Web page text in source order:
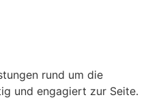
rund um die
und engagiert zur Seite.